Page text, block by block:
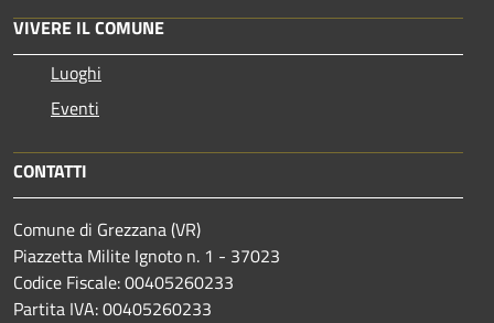
VIVERE IL COMUNE
Luoghi
Eventi
CONTATTI
Comune di Grezzana (VR)
Piazzetta Milite Ignoto n. 1 - 37023
Codice Fiscale: 00405260233
Partita IVA: 00405260233